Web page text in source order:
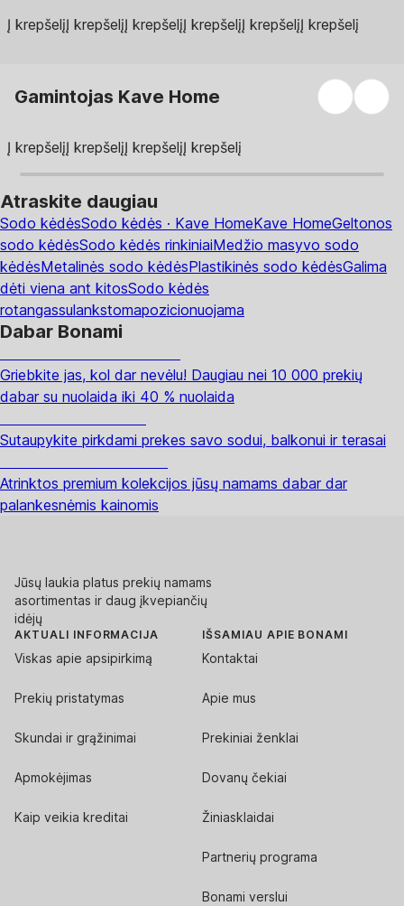
Į krepšelįĮ krepšelįĮ krepšelįĮ krepšelįĮ krepšelįĮ krepšelį
Gamintojas Kave Home
Į krepšelįĮ krepšelįĮ krepšelįĮ krepšelį
Atraskite daugiau
Sodo kėdėsSodo kėdės · Kave HomeKave HomeGeltonos
sodo kėdėsSodo kėdės rinkiniaiMedžio masyvo sodo
kėdėsMetalinės sodo kėdėsPlastikinės sodo kėdėsGalima
dėti viena ant kitosSodo kėdės
rotangassulankstomapozicionuojama
Dabar Bonami
Griebkite jas, kol dar nevėlu! Daugiau nei 10 000 prekių
dabar su nuolaida iki 40 % nuolaida
Sutaupykite pirkdami prekes savo sodui, balkonui ir terasai
Atrinktos premium kolekcijos jūsų namams dabar dar
palankesnėmis kainomis
Jūsų laukia platus prekių namams
asortimentas ir daug įkvepiančių
idėjų
AKTUALI INFORMACIJA
Viskas apie apsipirkimą
Prekių pristatymas
Skundai ir grąžinimai
Apmokėjimas
Kaip veikia kreditai
IŠSAMIAU APIE BONAMI
Kontaktai
Apie mus
Prekiniai ženklai
Dovanų čekiai
Žiniasklaidai
Partnerių programa
Bonami verslui